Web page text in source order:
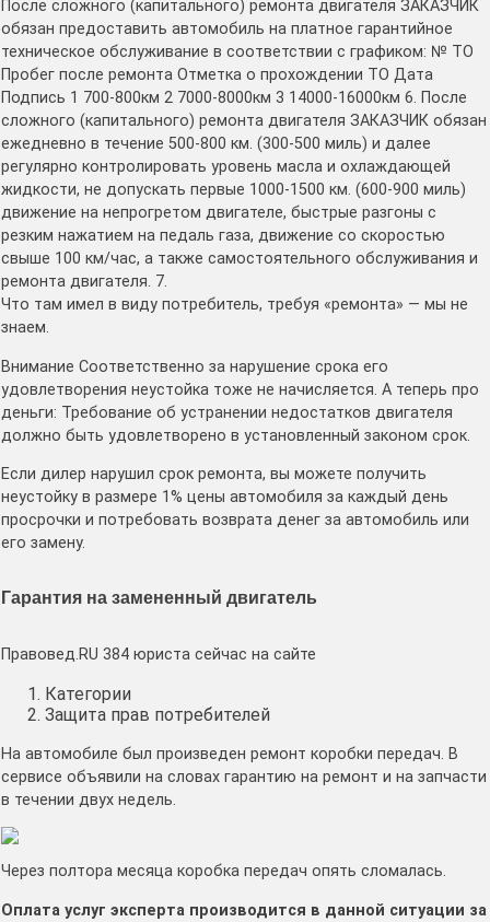
После сложного (капитального) ремонта двигателя ЗАКАЗЧИК
обязан предоставить автомобиль на платное гарантийное
техническое обслуживание в соответствии с графиком: № ТО
Пробег после ремонта Отметка о прохождении ТО Дата
Подпись 1 700-800км 2 7000-8000км 3 14000-16000км 6. После
сложного (капитального) ремонта двигателя ЗАКАЗЧИК обязан
ежедневно в течение 500-800 км. (300-500 миль) и далее
регулярно контролировать уровень масла и охлаждающей
жидкости, не допускать первые 1000-1500 км. (600-900 миль)
движение на непрогретом двигателе, быстрые разгоны с
резким нажатием на педаль газа, движение со скоростью
свыше 100 км/час, а также самостоятельного обслуживания и
ремонта двигателя. 7.
Что там имел в виду потребитель, требуя «ремонта» — мы не
знаем.
Внимание Соответственно за нарушение срока его
удовлетворения неустойка тоже не начисляется. А теперь про
деньги: Требование об устранении недостатков двигателя
должно быть удовлетворено в установленный законом срок.
Если дилер нарушил срок ремонта, вы можете получить
неустойку в размере 1% цены автомобиля за каждый день
просрочки и потребовать возврата денег за автомобиль или
его замену.
Гарантия на замененный двигатель
Правовед.RU 384 юриста сейчас на сайте
Категории
Защита прав потребителей
На автомобиле был произведен ремонт коробки передач. В
сервисе объявили на словах гарантию на ремонт и на запчасти
в течении двух недель.
Через полтора месяца коробка передач опять сломалась.
Оплата услуг эксперта производится в данной ситуации за